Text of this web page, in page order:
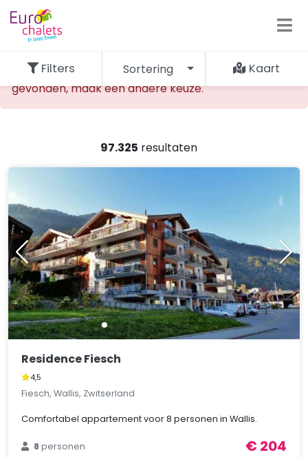
De opgevraagde accommodatie kan niet worden
gevonden, maak een andere keuze.
97.325 resultaten
Filters Sortering Kaart
Residence Fiesch
4,5
Fiesch, Wallis, Zwitserland
Comfortabel appartement voor 8 personen in Wallis.
8personen
€ 204